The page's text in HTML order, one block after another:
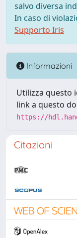
salvo diversa
In caso di
Supporto Iris
Informazioni
Utilizza questo
link a questo
https://
Citazioni